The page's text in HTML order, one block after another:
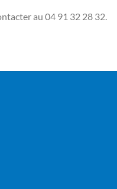
au 04 91 32 28 32.